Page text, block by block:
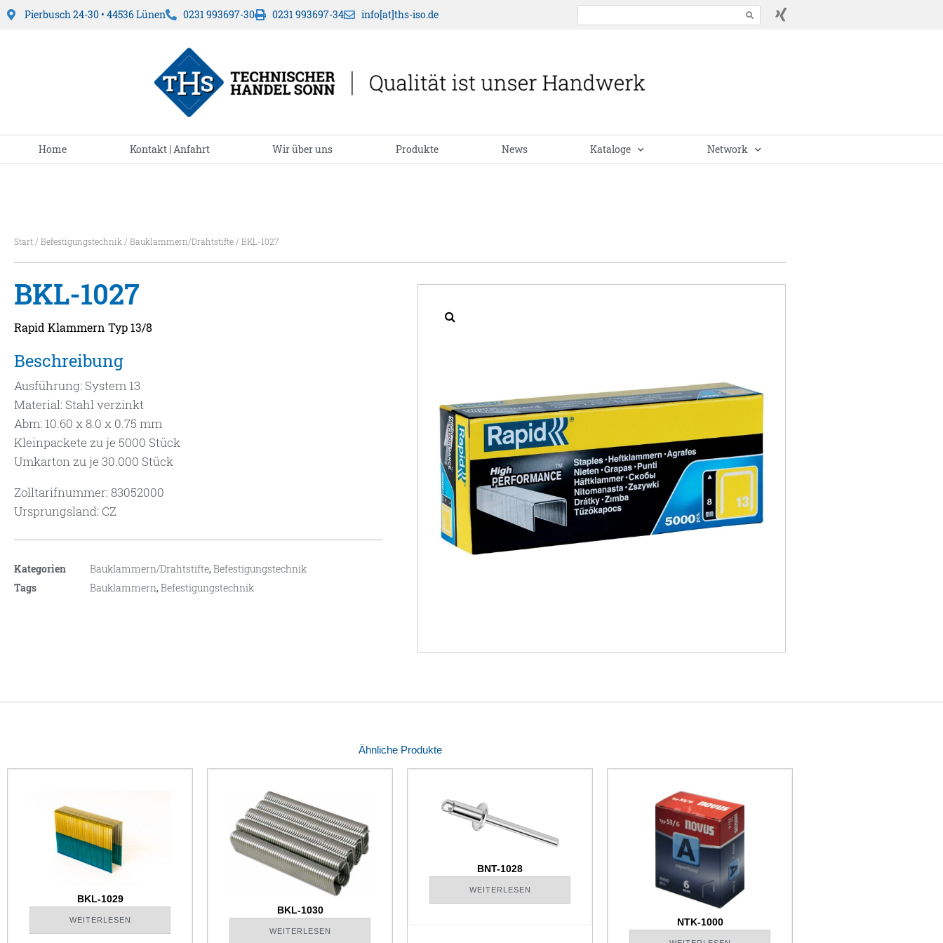
Pierbusch 24-30 • 44536 Lünen 0231 993697-30 0231 993697-34 info[at]ths-iso.de
Home Kontakt | Anfahrt Wir über uns Produkte News Kataloge Network
Start / Befestigungstechnik / Bauklammern/Drahtstifte / BKL-1027
BKL-1027
Rapid Klammern Typ 13/8
Beschreibung
Ausführung: System 13
Material: Stahl verzinkt
Abm: 10.60 x 8.0 x 0.75 mm
Kleinpackete zu je 5000 Stück
Umkarton zu je 30.000 Stück
Zolltarifnummer: 83052000
Ursprungsland: CZ
Kategorien Bauklammern/Drahtstifte,Befestigungstechnik
Tags
Bauklammern,Befestigungstechnik
Ähnliche Produkte
BKL-1029
WEITERLESEN
BKL-1030
WEITERLESEN
BNT-1028
WEITERLESEN
NTK-1000